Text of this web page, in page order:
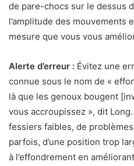
de pare-chocs sur le dessus
l’amplitude des mouvements
mesure que vous vous
Alerte d’erreur : Évitez une
connue sous le nom de «
là que les genoux bougent
vous accroupissez », dit
fessiers faibles, de
parfois, d’une position trop
à l’effondrement en